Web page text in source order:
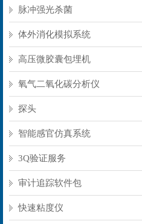
脉冲强光杀菌
体外消化模拟系统
高压微胶囊包埋机
氧气二氧化碳分析仪
探头
智能感官仿真系统
3Q验证服务
审计追踪软件包
快速粘度仪